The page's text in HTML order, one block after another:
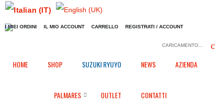
I MIEI ORDINI IL MIO ACCOUNT CARRELLO REGISTRATI / ACCOUNT
CARICAMENTO...
HOME SHOP SUZUKI RYUYO NEWS AZIENDA
PALMARES OUTLET CONTATTI
Home / / Carene in Epotex /